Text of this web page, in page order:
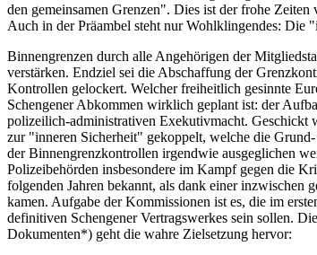
den gemeinsamen Grenzen". Dies ist der frohe
Auch in der Präambel steht nur Wohlklingendes: Die
Binnengrenzen durch alle Angehörigen der
verstärken. Endziel sei die Abschaffung der
Kontrollen gelockert. Welcher freiheitlich gesinnte
Schengener Abkommen wirklich geplant ist: der
polizeilich-administrativen Exekutivmacht. Geschickt
zur "inneren Sicherheit" gekoppelt, welche die
der Binnengrenzkontrollen irgendwie ausgeglichen
Polizeibehörden insbesondere im Kampf gegen die
folgenden Jahren bekannt, als dank einer inzwischen
kamen. Aufgabe der Kommissionen ist es, die im
definitiven Schengener Vertragswerkes sein sollen.
Dokumenten*) geht die wahre Zielsetzung hervor: